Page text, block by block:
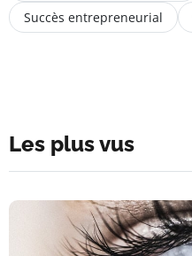
Succès entrepreneurial
Les plus vus